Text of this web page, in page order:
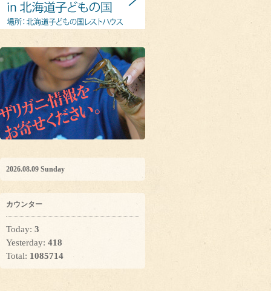
2026.08.09 Sunday
カウンター
Today: 3
Yesterday: 418
Total: 1085714